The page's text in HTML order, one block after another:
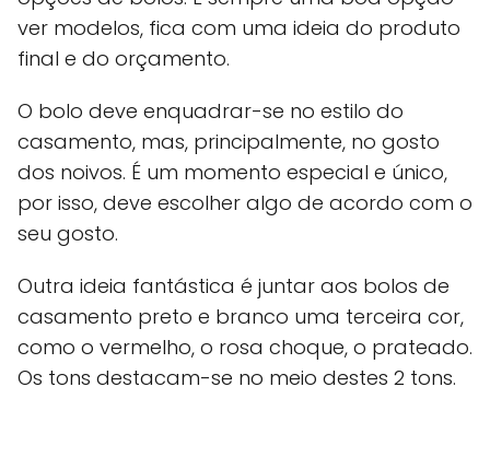
ver modelos, fica com uma ideia do produto
final e do orçamento.
O bolo deve enquadrar-se no estilo do
casamento, mas, principalmente, no gosto
dos noivos. É um momento especial e único,
por isso, deve escolher algo de acordo com o
seu gosto.
Outra ideia fantástica é juntar aos bolos de
casamento preto e branco uma terceira cor,
como o vermelho, o rosa choque, o prateado.
Os tons destacam-se no meio destes 2 tons.